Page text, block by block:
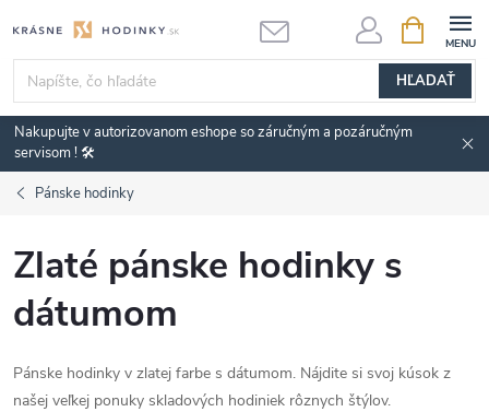
na
obsah
HĽADAŤ
KOŠÍK
Nakupujte v autorizovanom eshope so záručným a pozáručným
servisom ! 🛠️
Pánske hodinky
Zlaté pánske hodinky s
dátumom
Pánske hodinky v zlatej farbe s dátumom. Nájdite si svoj kúsok z
našej veľkej ponuky skladových hodiniek rôznych štýlov.